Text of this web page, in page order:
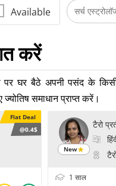
Available
करें
घर बैठे अपनी पसंद के किसी
समाधान प्राप्त करें।
Flat Deal
@0.4$
New
टैरो
1 साल